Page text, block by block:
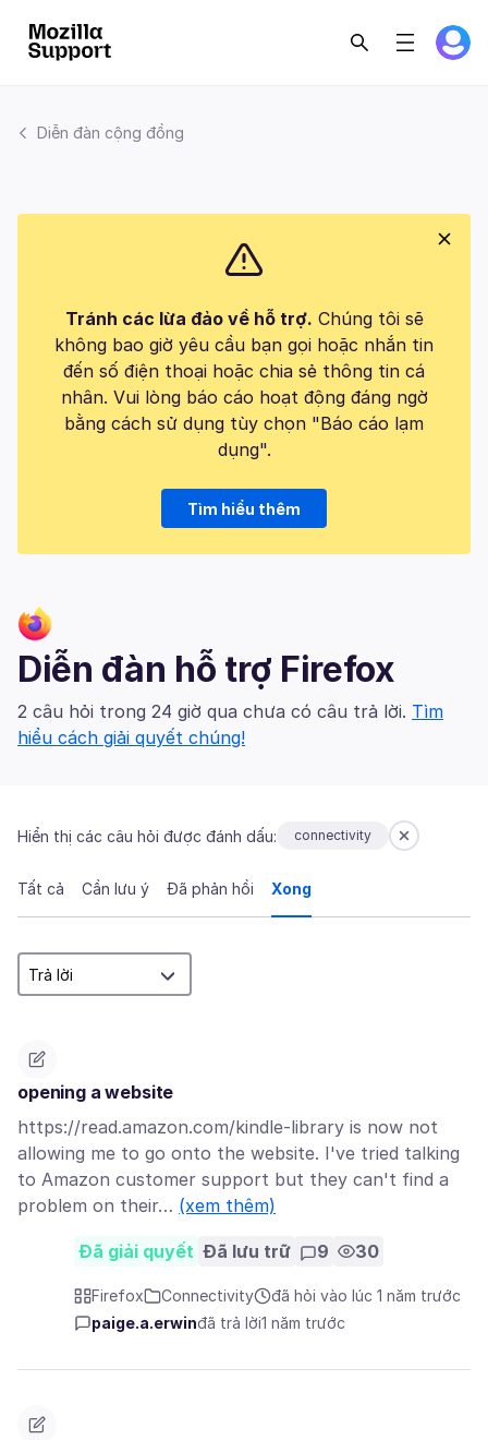
Diễn đàn cộng đồng
Tránh các lừa đảo về hỗ trợ. Chúng tôi sẽ
không bao giờ yêu cầu bạn gọi hoặc nhắn tin
đến số điện thoại hoặc chia sẻ thông tin cá
nhân. Vui lòng báo cáo hoạt động đáng ngờ
bằng cách sử dụng tùy chọn "Báo cáo lạm
dụng".
Tìm hiểu thêm
Diễn đàn hỗ trợ Firefox
2 câu hỏi trong 24 giờ qua chưa có câu trả lời. Tìm
hiểu cách giải quyết chúng!
Hiển thị các câu hỏi được đánh dấu: connectivity
Tất cả Cần lưu ý Đã phản hồi Xong
opening a website
https://read.amazon.com/kindle-library is now not
allowing me to go onto the website. I've tried talking
to Amazon customer support but they can't find a
problem on their… (xem thêm)
Đã giải quyết Đã lưu trữ 9 30
Firefox Connectivity
đã hỏi vào lúc 1 năm trước
paige.a.erwinđã trả lời1 năm trước